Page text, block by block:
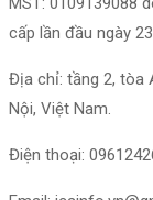
cấp lần đầu ngày
Địa chỉ: tầng 2, tòa
Nội, Việt Nam.
Điện thoại: